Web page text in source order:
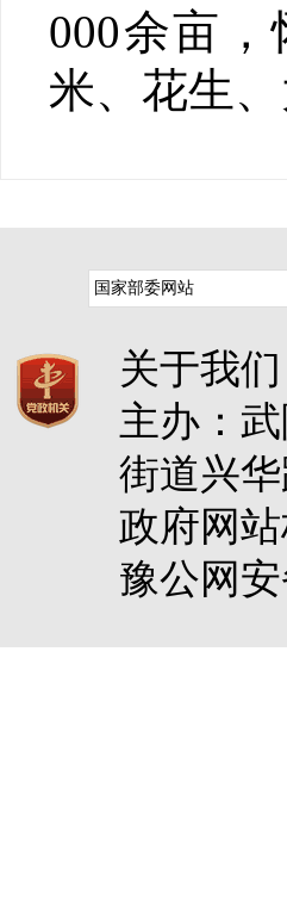
000余亩
米、花生、
关于我们
主办：
街道兴
政府网
豫公网安